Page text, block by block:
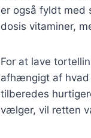
er også fyldt med
dosis vitaminer,
For at lave
afhængigt af hvad
tilberedes
vælger, vil retten